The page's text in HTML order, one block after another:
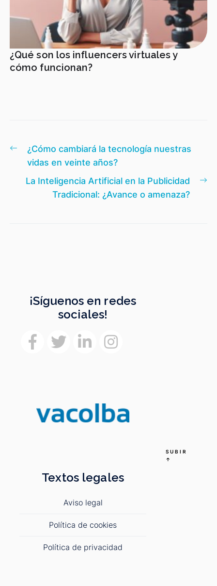
¿Qué son los influencers virtuales y
cómo funcionan?
Navegación
entradas
Entrada
anterior:
¿Cómo cambiará la tecnología nuestras
vidas en veinte años?
La Inteligencia Artificial en la Publicidad
Tradicional: ¿Avance o amenaza?
¡Síguenos en redes
sociales!
Textos legales
Aviso legal
Política de cookies
Política de privacidad
SUBIR
↑